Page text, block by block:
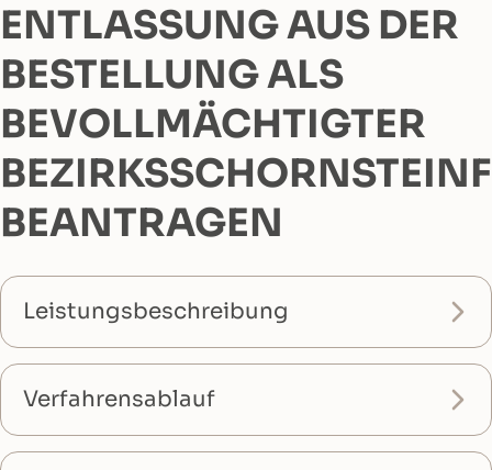
ENTLASSUNG AUS DER
BESTELLUNG ALS
BEVOLLMÄCHTIGTER
BEANTRAGEN
Leistungsbeschreibung
Verfahrensablauf